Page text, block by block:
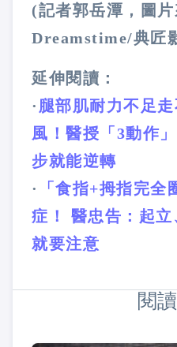
(記者郭岳潭，圖片
Dreamstime/典匠
延伸閱讀：
· 腿部肌耐力不足
風！醫授「3動作
步就能逆轉
·
「食指+拇指完
症！ 醫忠告：起
就要注意
閱